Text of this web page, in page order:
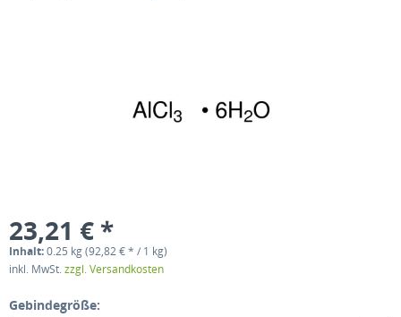
23,21 € *
Inhalt:0.25 kg (92,82 € * / 1 kg)
inkl. MwSt.zzgl. Versandkosten
Gebindegröße: